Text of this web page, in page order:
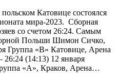
Катовице состоялся
мира-2023. Сборная
со счетом 26:24. Самым
Польши Шимон Сичко,
Группа «В» Катовице, Арена
(14:13) 12 января
«А», Краков, Арена…